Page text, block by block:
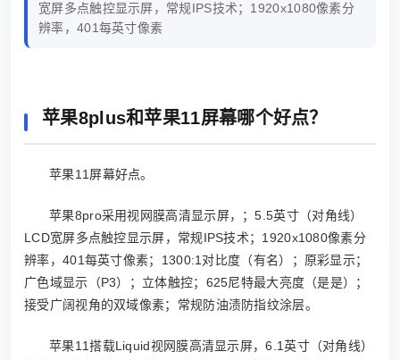
宽屏多点触控显示屏，常规IPS技术；1920x1080像素分
辨率，401每英寸像素
苹果8plus和苹果11屏幕哪个好点？
苹果11屏幕好点。
苹果8pro采用视网膜高清显示屏，；5.5英寸（对角线）
LCD宽屏多点触控显示屏，常规IPS技术；1920x1080像素分
辨率，401每英寸像素；1300:1对比度（有名）；原彩显示；
广色域显示（P3）；立体触控；625尼特最大亮度（是是）；
接受广阔视角的双域像素；常规防油渍防指纹涂层。
苹果11搭载Liquid视网膜高清显示屏，6.1英寸（对角线）